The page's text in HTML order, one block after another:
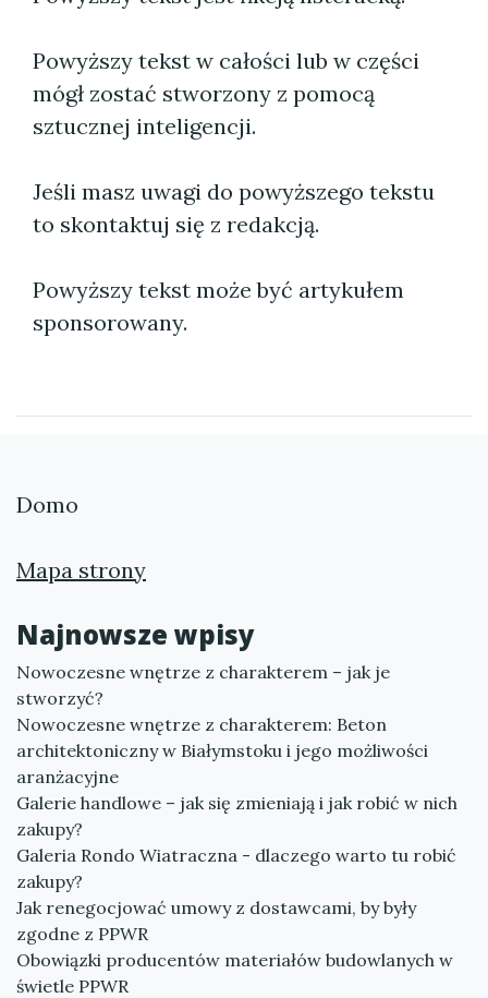
Powyższy tekst w całości lub w części
mógł zostać stworzony z pomocą
sztucznej inteligencji.
Jeśli masz uwagi do powyższego tekstu
to skontaktuj się z redakcją.
Powyższy tekst może być artykułem
sponsorowany.
Domo
Mapa strony
Najnowsze wpisy
Nowoczesne wnętrze z charakterem – jak je
stworzyć?
Nowoczesne wnętrze z charakterem: Beton
architektoniczny w Białymstoku i jego możliwości
aranżacyjne
Galerie handlowe – jak się zmieniają i jak robić w nich
zakupy?
Galeria Rondo Wiatraczna - dlaczego warto tu robić
zakupy?
Jak renegocjować umowy z dostawcami, by były
zgodne z PPWR
Obowiązki producentów materiałów budowlanych w
świetle PPWR